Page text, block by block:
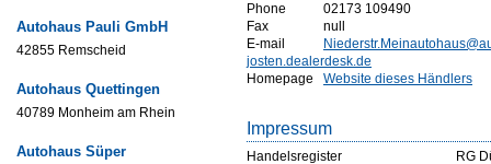
Autohaus Pauli GmbH
42855 Remscheid
Autohaus Quettingen
40789 Monheim am Rhein
Autohaus Süper
Phone
02173 109490
Fax
null
E-mail
josten.dealerdesk.de
Homepage
Website dieses Händlers
Impressum
Handelsregister RG